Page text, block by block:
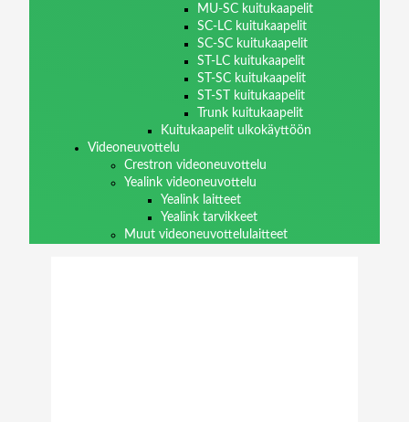
MU-SC kuitukaapelit
SC-LC kuitukaapelit
SC-SC kuitukaapelit
ST-LC kuitukaapelit
ST-SC kuitukaapelit
ST-ST kuitukaapelit
Trunk kuitukaapelit
Kuitukaapelit ulkokäyttöön
Videoneuvottelu
Crestron videoneuvottelu
Yealink videoneuvottelu
Yealink laitteet
Yealink tarvikkeet
Muut videoneuvottelulaitteet